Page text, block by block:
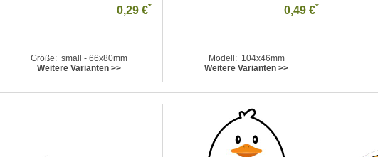
0,29 €*
Größe: small - 66x80mm
Weitere Varianten >>
0,49 €*
Modell: 104x46mm
Weitere Varianten >>